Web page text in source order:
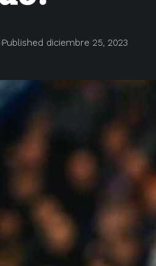
Published diciembre 25, 2023